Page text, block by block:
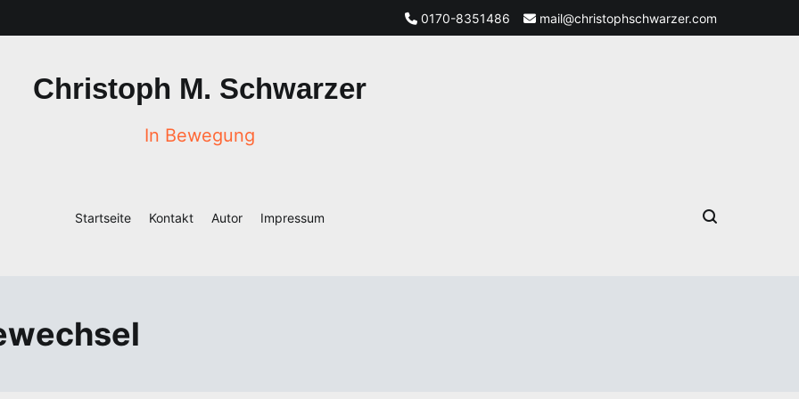
0170-8351486 mail@christophschwarzer.com
Christoph M. Schwarzer
In Bewegung
Startseite Kontakt Autor Impressum